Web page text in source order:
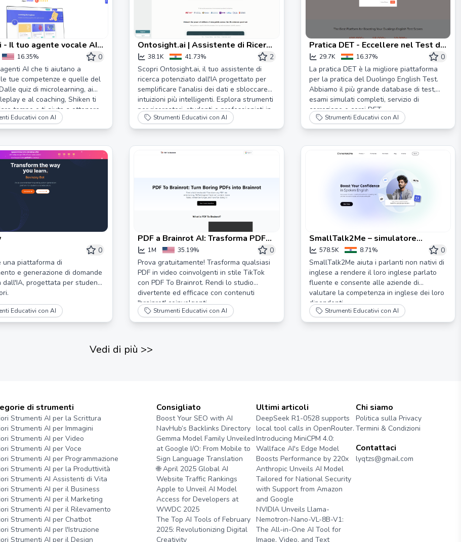
- Il tuo agente vocale AI
più velocemente
16.35%
0
AI che ti aiutano a
tue competenze e quelle del
quiz di microlearning, ai
e al coaching, Shiken ti
tempo e ti aiuta a ottenere
Educativi con AI
Ontosight.ai | Assistente di Ricerca
Potenziato dall'IA per Intuizioni più
Intelligenti
38.1K 41.73%
2
Scopri Ontosight.ai, il tuo assistente di
ricerca potenziato dall'IA progettato per
semplificare l'analisi dei dati e sbloccare
intuizioni più intelligenti. Esplora strumenti
per ricercatori, studenti e professionisti in
vari settori.
Strumenti Educativi con AI
Pratica DET - Eccellere nel Test di
Inglese Duolingo
29.7K 16.37%
0
La pratica DET è la migliore piattaforma
per la pratica del Duolingo English Test.
Abbiamo il più grande database di test,
esami simulati completi, servizio di
correzione e corsi DET.
Strumenti Educativi con AI
0
una piattaforma di
e generazione di domande
dall'IA, progettata per studenti
Educativi con AI
PDF a Brainrot AI: Trasforma PDF
noiosi in video Brainrot
1M 35.19%
0
Prova gratuitamente! Trasforma qualsiasi
PDF in video coinvolgenti in stile TikTok
con PDF To Brainrot. Rendi lo studio
divertente ed efficace con contenuti
'brainrot' coinvolgenti.
Strumenti Educativi con AI
SmallTalk2Me – simulatore
alimentato da intelligenza
artificiale per migliorare l'inglese
parlato
578.5K 8.71%
0
SmallTalk2Me aiuta i parlanti non nativi di
inglese a rendere il loro inglese parlato
fluente e consente alle aziende di
valutare la competenza in inglese dei loro
dipendenti.
Strumenti Educativi con AI
Vedi di più >>
di strumenti
Strumenti AI per la Scrittura
Strumenti AI per Immagini
Strumenti AI per Video
Strumenti AI per Voce
Strumenti AI per Programmazione
Strumenti AI per la Produttività
Strumenti AI Assistenti di Vita
Strumenti AI per il Business
Strumenti AI per il Marketing
Strumenti AI per il Rilevamento
Strumenti AI per Chatbot
Strumenti AI per l'Istruzione
Strumenti AI per il Design
Consigliato
Boost Your SEO with AI
NavHub’s Backlinks Directory
Gemma Model Family Unveiled
at Google I/O: From Mobile to
Sign Language Translation
🌐 April 2025 Global AI
Website Traffic Rankings
Apple to Unveil AI Model
Access for Developers at
WWDC 2025
The Top AI Tools of February
2025: Revolutionizing Digital
Creativity
Ultimi articoli
DeepSeek R1-0528 supports
local tool calls in OpenRouter.
Introducing MiniCPM 4.0:
Wallface AI's Edge Model
Boosts Performance by 220x
Anthropic Unveils AI Model
Tailored for National Security
with Support from Amazon
and Google
NVIDIA Unveils Llama-
Nemotron-Nano-VL-8B-V1:
The All-in-One AI Tool for
Image, Video, and Text
Chi siamo
Politica sulla Privacy
Termini & Condizioni
Contattaci
lyqtzs@gmail.com